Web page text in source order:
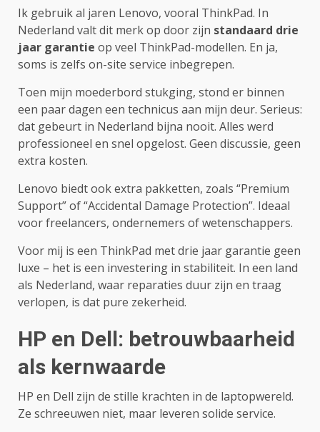
Ik gebruik al jaren Lenovo, vooral ThinkPad. In
Nederland valt dit merk op door zijn standaard drie
jaar garantie op veel ThinkPad-modellen. En ja,
soms is zelfs on-site service inbegrepen.
Toen mijn moederbord stukging, stond er binnen
een paar dagen een technicus aan mijn deur. Serieus:
dat gebeurt in Nederland bijna nooit. Alles werd
professioneel en snel opgelost. Geen discussie, geen
extra kosten.
Lenovo biedt ook extra pakketten, zoals “Premium
Support” of “Accidental Damage Protection”. Ideaal
voor freelancers, ondernemers of wetenschappers.
Voor mij is een ThinkPad met drie jaar garantie geen
luxe – het is een investering in stabiliteit. In een land
als Nederland, waar reparaties duur zijn en traag
verlopen, is dat pure zekerheid.
HP en Dell: betrouwbaarheid
als kernwaarde
HP en Dell zijn de stille krachten in de laptopwereld.
Ze schreeuwen niet, maar leveren solide service.